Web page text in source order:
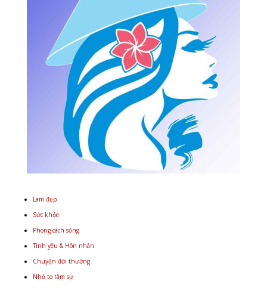
Làm đẹp
Sức khỏe
Phong cách sống
Tình yêu & Hôn nhân
Chuyện đời thường
Nhỏ to tâm sự